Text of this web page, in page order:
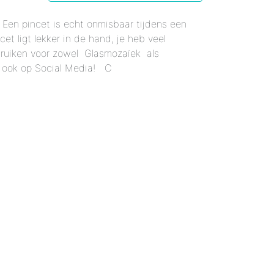
mm - Gemixte Kleuren
Kleuren
Kleuren
18 mm - Gemixte Kleuren
Kleuren
- Enkele Kleuren
Kleuren
mm - Enkele Kleuren
mm - Enkele Kleuren
mm - Enkele Kleuren
12x38 mm - Enkele Kleuren
Kleuren
Kleuren
- Enkele Kleuren
Een pincet is echt onmisbaar tijdens een
ligt lekker in de hand, je heb veel
voor zowel Glasmozaïek als
ook op Social Media! C